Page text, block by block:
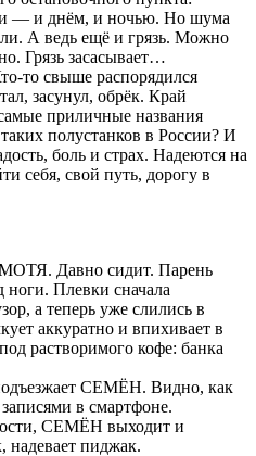
— и днём, и ночью. Но шума
А ведь ещё и грязь. Можно
Грязь засасывает…
то свыше распорядился
засунул, обрёк. Край
приличные названия
полустанков в России? И
боль и страх. Надеются на
себя, свой путь, дорогу в
МОТЯ. Давно сидит. Парень
ноги. Плевки сначала
а теперь уже слились в
аккуратно и впихивает в
растворимого кофе: банка
СЕМЁН. Видно, как
в смартфоне.
СЕМЁН выходит и
надевает пиджак.